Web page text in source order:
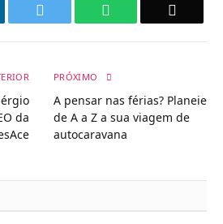
WhatsApp
da
PRÓXIMO
A pensar nas férias? Planeie
de A a Z a sua viagem de
autocaravana